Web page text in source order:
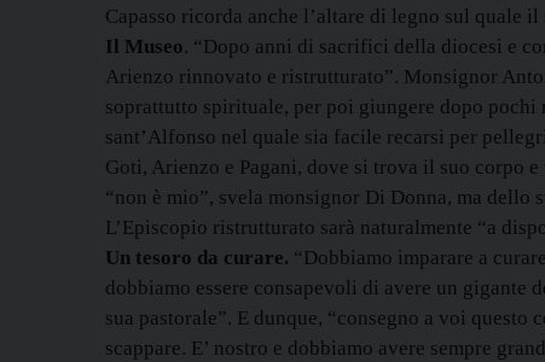
Capasso ricorda anche l’altare di legno sul quale
Il Museo. “Dopo anni di sacrifici della diocesi e
Arienzo rinnovato e ristrutturato”. Monsignor
soprattutto spirituale, per poi giungere dopo
sant’Alfonso nel quale sia facile recarsi per
Goti, Arienzo e Pagani, dove si trova il suo corpo
“non è mio”, svela monsignor Di Donna, ma dello
L’Episcopio ristrutturato sarà naturalmente “a
Un tesoro da curare. “Dobbiamo imparare a
dobbiamo essere consapevoli di avere un gigante
sua pastorale”. E dunque, “consegno a voi
scappare. E’ nostro e dobbiamo avere sempre